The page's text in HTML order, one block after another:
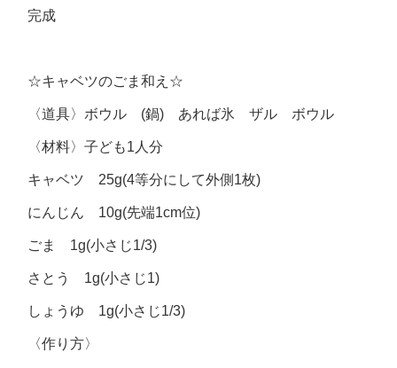
完成
☆キャベツのごま和え☆
〈道具〉ボウル (鍋) あれば氷 ザル ボウル
〈材料〉子ども1人分
キャベツ 25g(4等分にして外側1枚)
にんじん 10g(先端1cm位)
ごま 1g(小さじ1/3)
さとう 1g(小さじ1)
しょうゆ 1g(小さじ1/3)
〈作り方〉